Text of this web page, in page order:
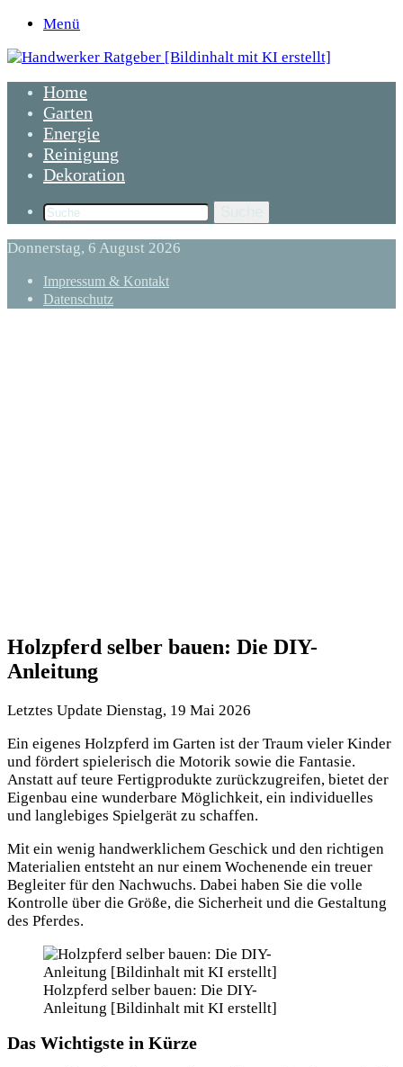
Menü
Home
Garten
Energie
Reinigung
Dekoration
Donnerstag, 6 August 2026
Impressum & Kontakt
Datenschutz
Holzpferd selber bauen: Die DIY-
Anleitung
Letztes Update Dienstag, 19 Mai 2026
Ein eigenes Holzpferd im Garten ist der Traum vieler Kinder
und fördert spielerisch die Motorik sowie die Fantasie.
Anstatt auf teure Fertigprodukte zurückzugreifen, bietet der
Eigenbau eine wunderbare Möglichkeit, ein individuelles
und langlebiges Spielgerät zu schaffen.
Mit ein wenig handwerklichem Geschick und den richtigen
Materialien entsteht an nur einem Wochenende ein treuer
Begleiter für den Nachwuchs. Dabei haben Sie die volle
Kontrolle über die Größe, die Sicherheit und die Gestaltung
des Pferdes.
Holzpferd selber bauen: Die DIY-
Anleitung [Bildinhalt mit KI erstellt]
Das Wichtigste in Kürze